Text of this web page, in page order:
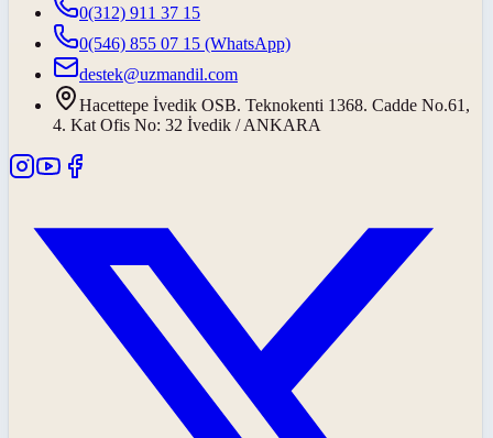
0(312) 911 37 15
0(546) 855 07 15 (WhatsApp)
destek@uzmandil.com
Hacettepe İvedik OSB. Teknokenti 1368. Cadde No.61,
4. Kat Ofis No: 32 İvedik / ANKARA